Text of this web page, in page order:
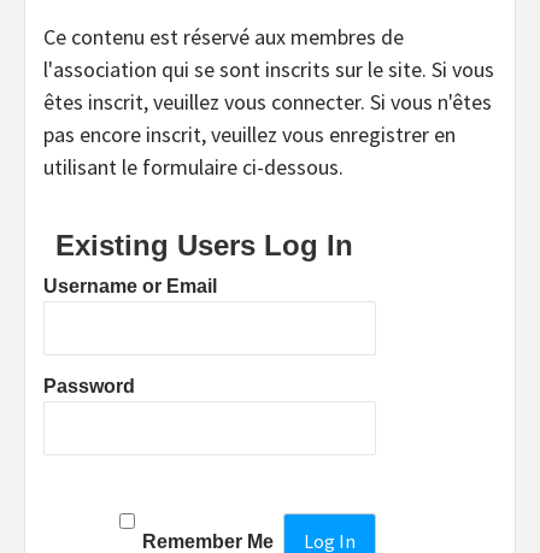
Ce contenu est réservé aux membres de
l'association qui se sont inscrits sur le site. Si vous
êtes inscrit, veuillez vous connecter. Si vous n'êtes
pas encore inscrit, veuillez vous enregistrer en
utilisant le formulaire ci-dessous.
Existing Users Log In
Username or Email
Password
Remember Me